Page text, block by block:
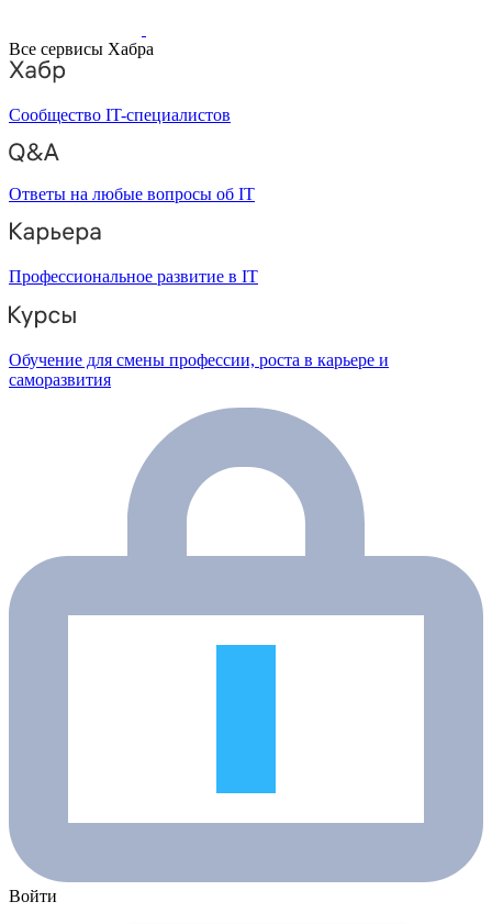
Все сервисы Хабра
Сообщество IT-специалистов
Ответы на любые вопросы об IT
Профессиональное развитие в IT
Обучение для смены профессии, роста в карьере и
саморазвития
Войти